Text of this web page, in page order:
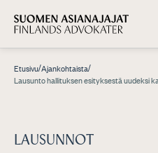
Etusivu/Ajankohtaista/
Lausunto hallituksen esityksestä uudeksi
LAUSUNNOT